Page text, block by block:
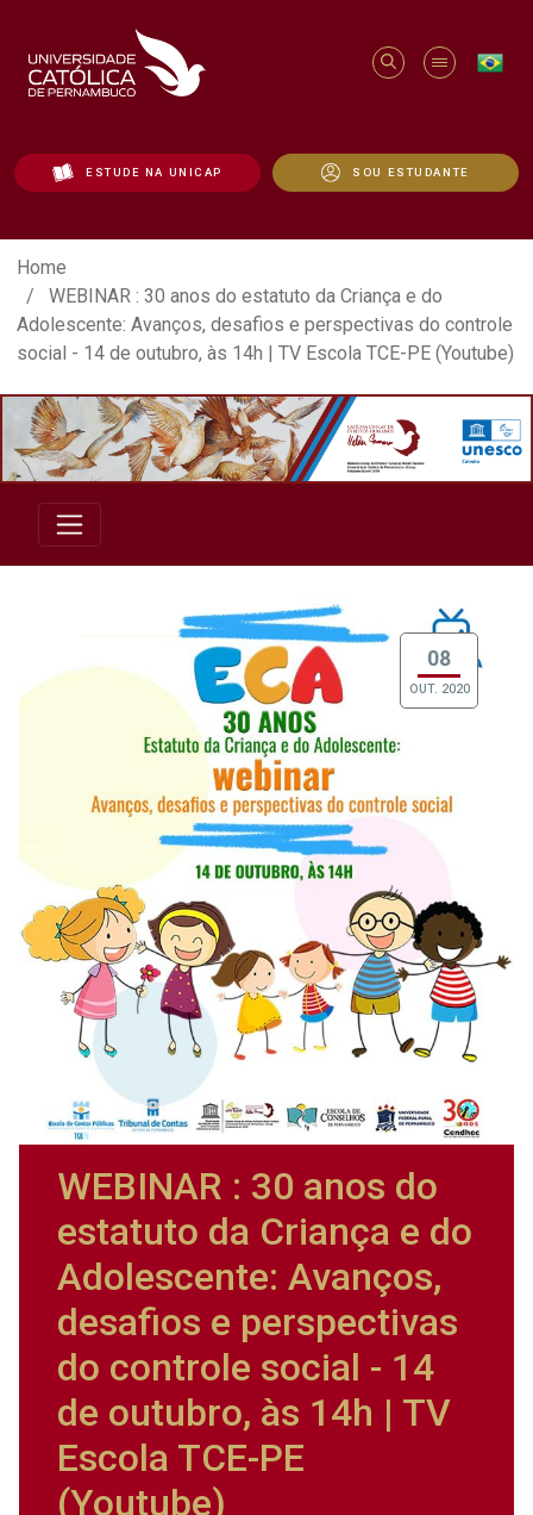
ESTUDE NA UNICAP SOU ESTUDANTE
WEBINAR : 30 anos do estatuto da
Home
WEBINAR : 30 anos do estatuto da Criança e do
Adolescente: Avanços, desafios e perspectivas do controle
social - 14 de outubro, às 14h | TV Escola TCE-PE (Youtube)
08
OUT. 2020
WEBINAR : 30 anos do
estatuto da Criança e do
Adolescente: Avanços,
desafios e perspectivas
do controle social - 14
de outubro, às 14h | TV
Escola TCE-PE
(Youtube)